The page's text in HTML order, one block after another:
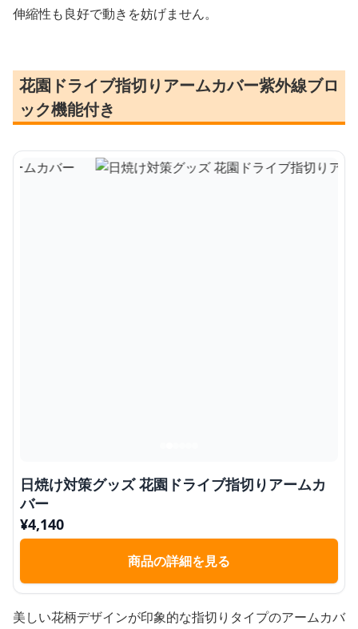
伸縮性も良好で動きを妨げません。
花園ドライブ指切りアームカバー紫外線ブロ
ック機能付き
日焼け対策グッズ 花園ドライブ指切りアームカ
バー
¥4,140
商品の詳細を見る
美しい花柄デザインが印象的な指切りタイプのアームカバ